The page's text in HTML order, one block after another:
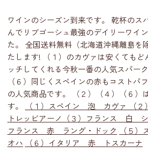
ワインのシーズン到来です。 乾杯のス
んでリブゴーシュ最強のデイリーワイ
た。 全国送料無料（北海道沖縄離島を
たします! （１）のカヴァは安くてもど
ッチしてくれる今秋一番の人気スパー
（６）同じくスペインの赤もコストパ
の人気商品です。 （２）（４）（６）
す。
（１）スペイン 泡 カヴァ
（
トレッビアーノ （３）フランス 白
フランス 赤 ラング・ドック
（５
オハ
（６）イタリア 赤 トスカーナ